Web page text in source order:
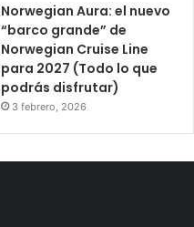
Norwegian Aura: el nuevo
“barco grande” de
Norwegian Cruise Line
para 2027 (Todo lo que
podrás disfrutar)
3 febrero, 2026